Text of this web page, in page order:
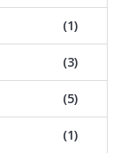
(1)
(3)
(5)
(1)